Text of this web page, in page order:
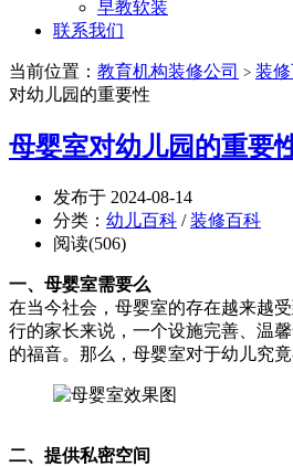
早教软装
联系我们
当前位置： 教育机构装修公司 > 装
对幼儿园的重要性
母婴室对幼儿园的重要
发布于 2024-08-14
分类： 幼儿百科 /装修百科
阅读(506)
一、母婴室需要么
在当今社会，母婴室的存在越来越
行的家长来说，一个设施完善、温
的福音。那么，母婴室对于幼儿究
二、提供私密空间